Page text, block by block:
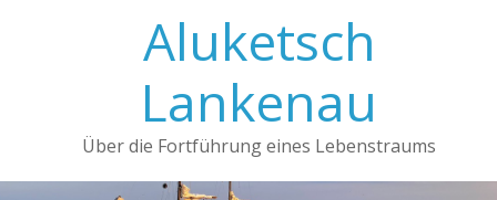
Aluketsch
Lankenau
Über die Fortführung eines Lebenstraums